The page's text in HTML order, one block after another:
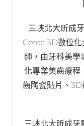
三峽北大昕成
Cerec 3D數位
師，由牙科美
化專業美齒療程
齒陶瓷貼片、
三峽北大昕成牙